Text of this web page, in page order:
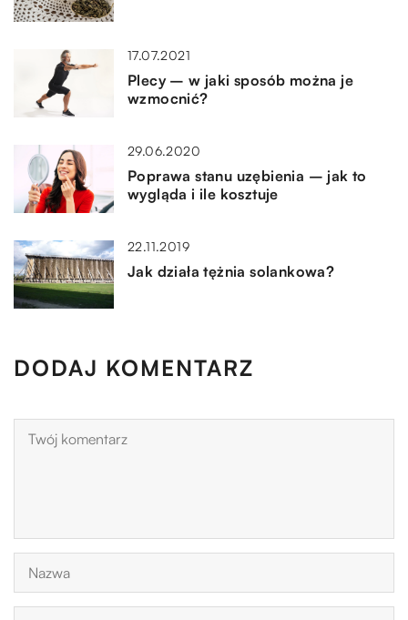
17.07.2021
Plecy – w jaki sposób można je
wzmocnić?
29.06.2020
Poprawa stanu uzębienia – jak to
wygląda i ile kosztuje
22.11.2019
Jak działa tężnia solankowa?
DODAJ KOMENTARZ